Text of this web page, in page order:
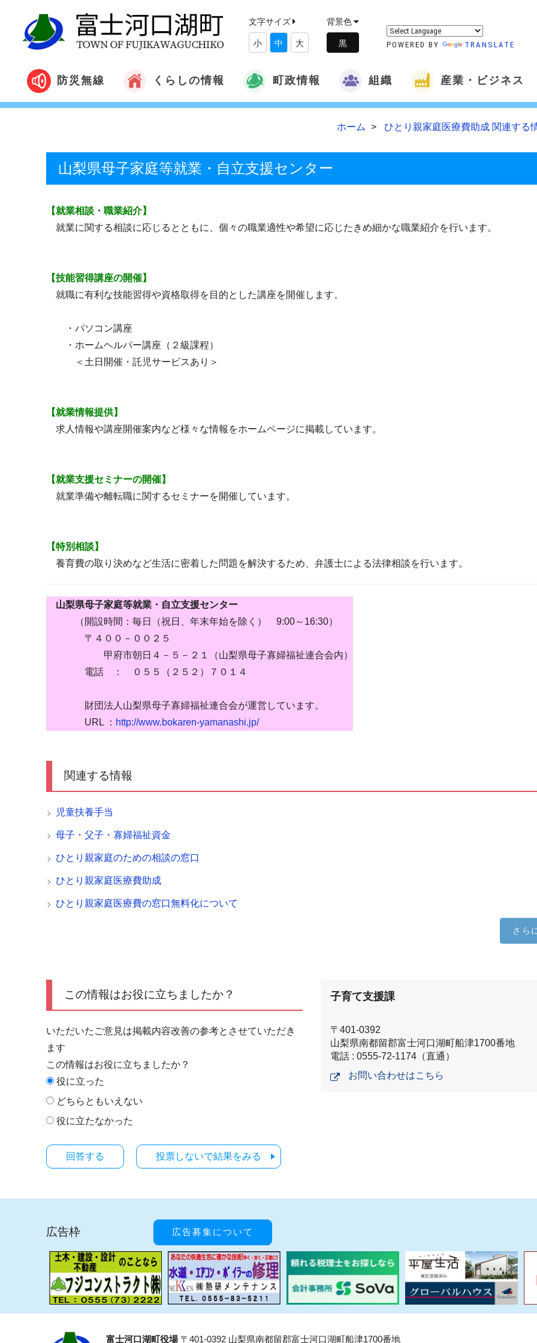
文字サイズ
小 中 大
背景色
POWERED BY TRANSLATE
防災無線 くらしの情報 町政情報 組織 産業・ビジネス
ホーム ひとり親家庭医療費助成 関連する
山梨県母子家庭等就業・自立支援センター
【就業相談・職業紹介】
就業に関する相談に応じるとともに、個々の職業適性や希望に応じたきめ細かな職業紹介を行います。
【技能習得講座の開催】
就職に有利な技能習得や資格取得を目的とした講座を開催します。
・パソコン講座
・ホームヘルパー講座（２級課程）
＜土日開催・託児サービスあり＞
【就業情報提供】
求人情報や講座開催案内など様々な情報をホームページに掲載しています。
【就業支援セミナーの開催】
就業準備や離転職に関するセミナーを開催しています。
【特別相談】
養育費の取り決めなど生活に密着した問題を解決するため、弁護士による法律相談を行います。
山梨県母子家庭等就業・自立支援センター
（開設時間：毎日（祝日、年末年始を除く） 9:00～16:30）
〒４００－００２５
甲府市朝日４－５－２１（山梨県母子寡婦福祉連合会内）
電話 ： ０５５（２５２）７０１４
財団法人山梨県母子寡婦福祉連合会が運営しています。
URL ： http://www.bokaren-yamanashi.jp/
関連する情報
児童扶養手当
母子・父子・寡婦福祉資金
ひとり親家庭のための相談の窓口
ひとり親家庭医療費助成
ひとり親家庭医療費の窓口無料化について
さら
この情報はお役に立ちましたか？
いただいたご意見は掲載内容改善の参考とさせていただき
ます
この情報はお役に立ちましたか？
役に立った
どちらともいえない
役に立たなかった
投票しないで結果をみる
子育て支援課
〒401-0392
山梨県南都留郡富士河口湖町船津1700番地
電話 : 0555-72-1174（直通）
お問い合わせはこちら
広告枠 広告募集について
富士河口湖町役場〒401-0392 山梨県南都留郡富士河口湖町船津1700番地